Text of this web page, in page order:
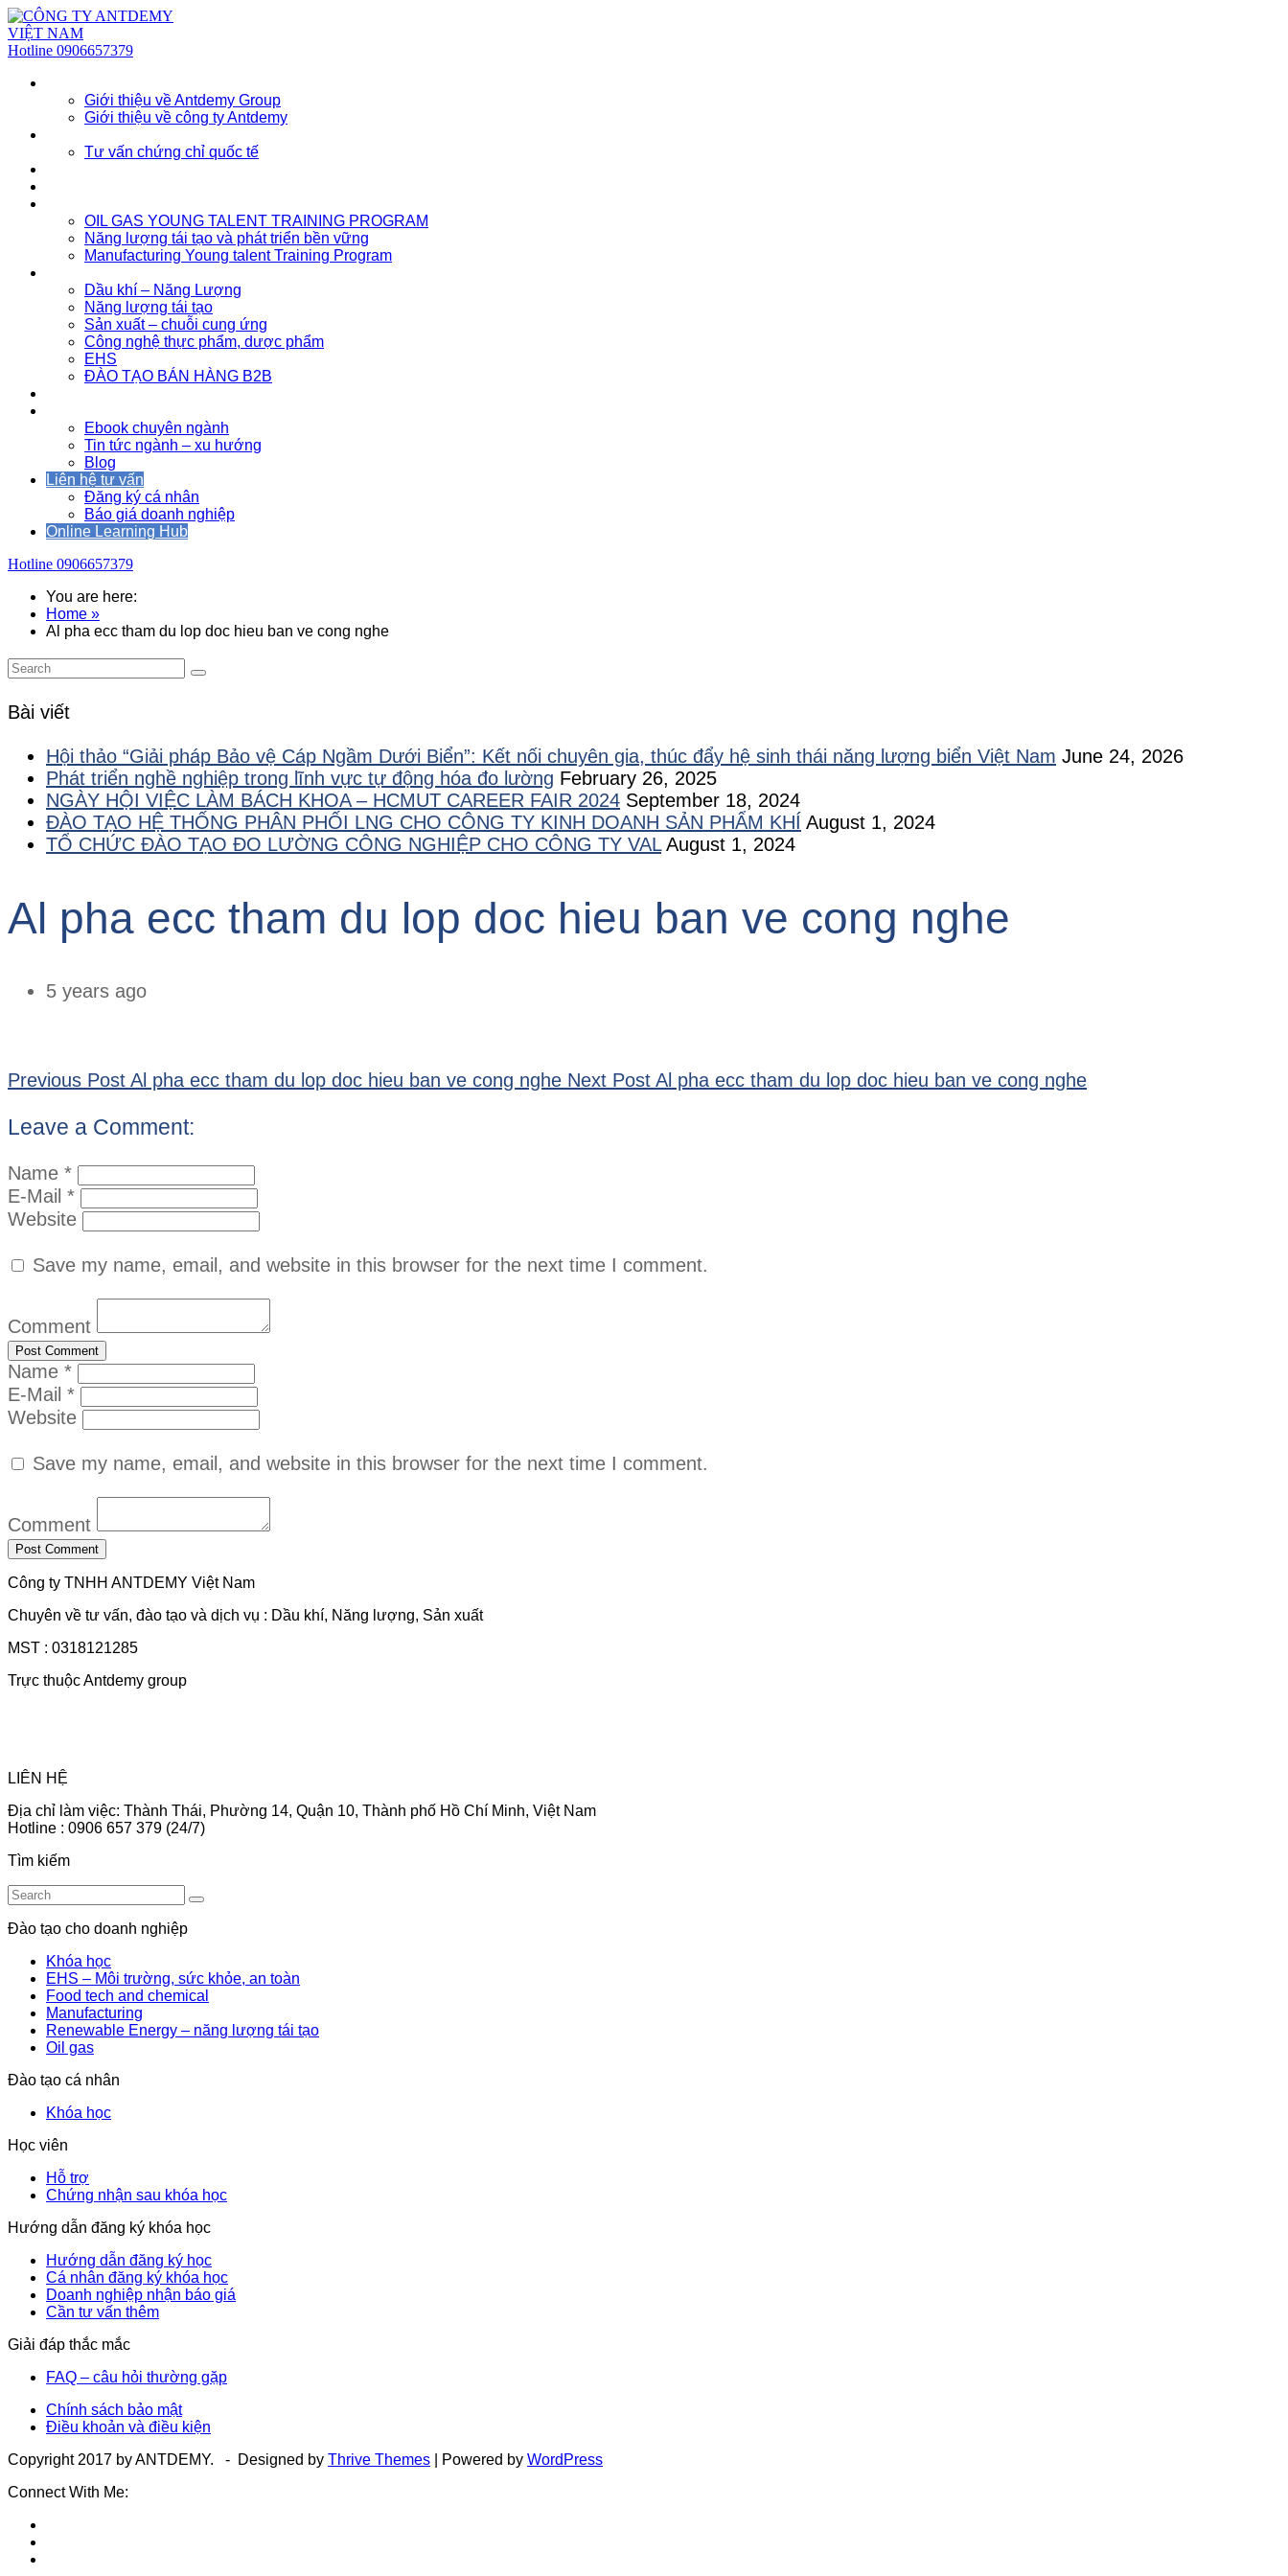
Hotline 0906657379
Giới thiệu về Antdemy Group
Giới thiệu về công ty Antdemy
Tư vấn chứng chỉ quốc tế
OIL GAS YOUNG TALENT TRAINING PROGRAM
Năng lượng tái tạo và phát triển bền vững
Manufacturing Young talent Training Program
Dầu khí – Năng Lượng
Năng lượng tái tạo
Sản xuất – chuỗi cung ứng
Công nghệ thực phẩm, dược phẩm
EHS
ĐÀO TẠO BÁN HÀNG B2B
Ebook chuyên ngành
Tin tức ngành – xu hướng
Blog
Liên hệ tư vấn
Đăng ký cá nhân
Báo giá doanh nghiệp
Online Learning Hub
Hotline 0906657379
You are here:
Home »
Al pha ecc tham du lop doc hieu ban ve cong nghe
Bài viết
Hội thảo “Giải pháp Bảo vệ Cáp Ngầm Dưới Biển”: Kết nối chuyên gia, thúc đẩy hệ sinh thái năng lượng biển Việt Nam June 24, 2026
Phát triển nghề nghiệp trong lĩnh vực tự động hóa đo lường February 26, 2025
NGÀY HỘI VIỆC LÀM BÁCH KHOA – HCMUT CAREER FAIR 2024 September 18, 2024
ĐÀO TẠO HỆ THỐNG PHÂN PHỐI LNG CHO CÔNG TY KINH DOANH SẢN PHẨM KHÍ August 1, 2024
TỔ CHỨC ĐÀO TẠO ĐO LƯỜNG CÔNG NGHIỆP CHO CÔNG TY VAL August 1, 2024
Al pha ecc tham du lop doc hieu ban ve cong nghe
5 years ago
Previous Post Al pha ecc tham du lop doc hieu ban ve cong nghe Next Post Al pha ecc tham du lop doc hieu ban ve cong nghe
Leave a Comment:
Name *
E-Mail *
Website
Save my name, email, and website in this browser for the next time I comment.
Comment
Name *
E-Mail *
Website
Save my name, email, and website in this browser for the next time I comment.
Comment
Công ty TNHH ANTDEMY Việt Nam
Chuyên về tư vấn, đào tạo và dịch vụ : Dầu khí, Năng lượng, Sản xuất
MST : 0318121285
Trực thuộc Antdemy group
LIÊN HỆ
Địa chỉ làm việc: Thành Thái, Phường 14, Quận 10, Thành phố Hồ Chí Minh, Việt Nam
Hotline : 0906 657 379 (24/7)
Tìm kiếm
Đào tạo cho doanh nghiệp
Khóa học
EHS – Môi trường, sức khỏe, an toàn
Food tech and chemical
Manufacturing
Renewable Energy – năng lượng tái tạo
Oil gas
Đào tạo cá nhân
Khóa học
Học viên
Hỗ trợ
Chứng nhận sau khóa học
Hướng dẫn đăng ký khóa học
Hướng dẫn đăng ký học
Cá nhân đăng ký khóa học
Doanh nghiệp nhận báo giá
Cần tư vấn thêm
Giải đáp thắc mắc
FAQ – câu hỏi thường gặp
Chính sách bảo mật
Điều khoản và điều kiện
Copyright 2017 by ANTDEMY. - Designed by Thrive Themes | Powered by WordPress
Connect With Me: